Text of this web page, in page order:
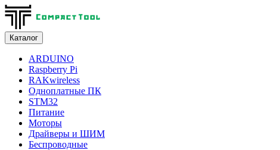
Каталог
ARDUINO
Raspberry Pi
RAKwireless
Одноплатные ПК
STM32
Питание
Моторы
Драйверы и ШИМ
Беспроводные